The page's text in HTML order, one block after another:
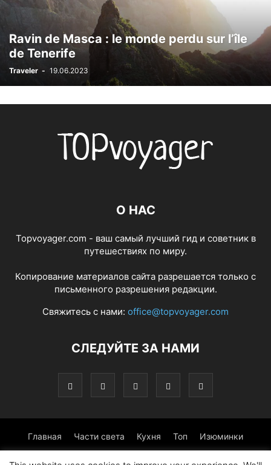
Ravin de Masca : le monde perdu sur l’île
de Tenerife
Traveler - 19.06.2023
О НАС
Topvoyager.com - ваш самый лучший гид и советник в
путешествиях по миру.
Копирование материалов сайта разрешается только с
письменного разрешения редакции.
Свяжитесь с нами: office@topvoyager.com
СЛЕДУЙТЕ ЗА НАМИ
Главная Части света Кухня Топ Изюминки